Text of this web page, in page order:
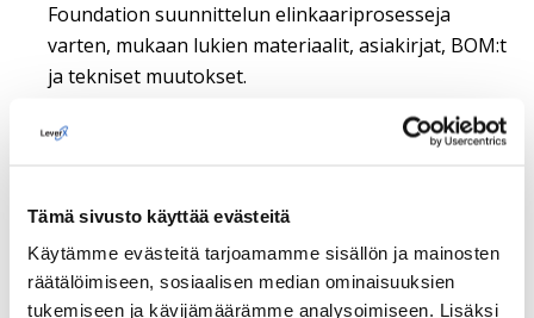
Tämä sivusto käyttää evästeitä
Käytämme evästeitä tarjoamamme sisällön ja mainosten
räätälöimiseen, sosiaalisen median ominaisuuksien
tukemiseen ja kävijämäärämme analysoimiseen. Lisäksi
Foundation suunnittelun elinkaariprosesseja
varten, mukaan lukien materiaalit, asiakirjat, BOM:t
ja tekniset muutokset.
Työnkulun orkestrointi:
Integrated Process
Konfiguroitavissa olevat työnkulut,
prosessin suorittamista.
Materiaalipäällikön ja BOM:n automatisointi:
BOM/Material Master Extension & Allocation Tool